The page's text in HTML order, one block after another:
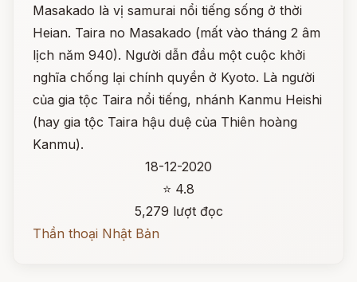
Masakado là vị samurai nổi tiếng sống ở thời
Heian. Taira no Masakado (mất vào tháng 2 âm
lịch năm 940). Người dẫn đầu một cuộc khởi
nghĩa chống lại chính quyền ở Kyoto. Là người
của gia tộc Taira nổi tiếng, nhánh Kanmu Heishi
(hay gia tộc Taira hậu duệ của Thiên hoàng
Kanmu).
18-12-2020
⭐ 4.8
5,279 lượt đọc
Thần thoại Nhật Bản